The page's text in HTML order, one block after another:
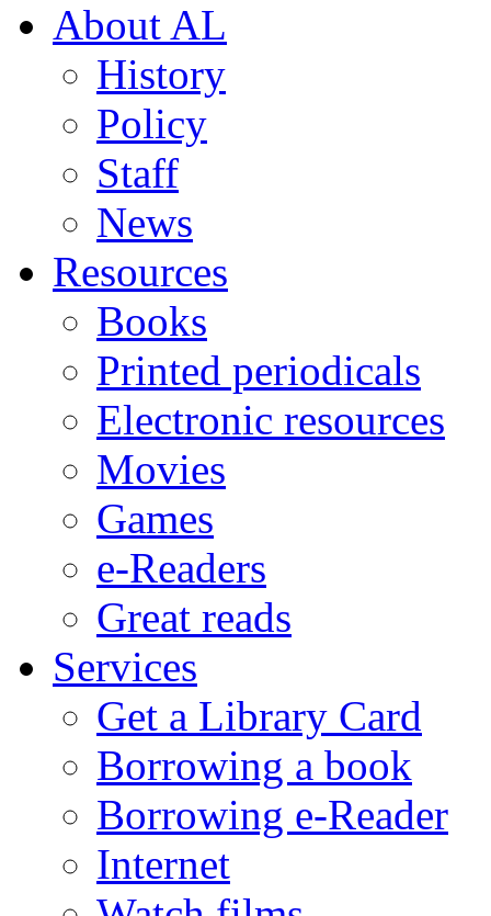
About AL
History
Policy
Staff
News
Resources
Books
Printed periodicals
Electronic resources
Movies
Games
e-Readers
Great reads
Services
Get a Library Card
Borrowing a book
Borrowing e-Reader
Internet